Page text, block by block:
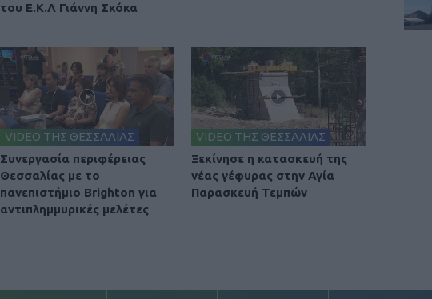
του Ε.Κ.Λ Γιάννη Σκόκα
VIDEO ΤΗΣ ΘΕΣΣΑΛΙΑΣ
Συνεργασία περιφέρειας
Θεσσαλίας με το
πανεπιστήμιο Brighton για
αντιπλημμυρικές μελέτες
VIDEO ΤΗΣ ΘΕΣΣΑΛΙΑΣ
Ξεκίνησε η κατασκευή της
νέας γέφυρας στην Αγία
Παρασκευή Τεμπών